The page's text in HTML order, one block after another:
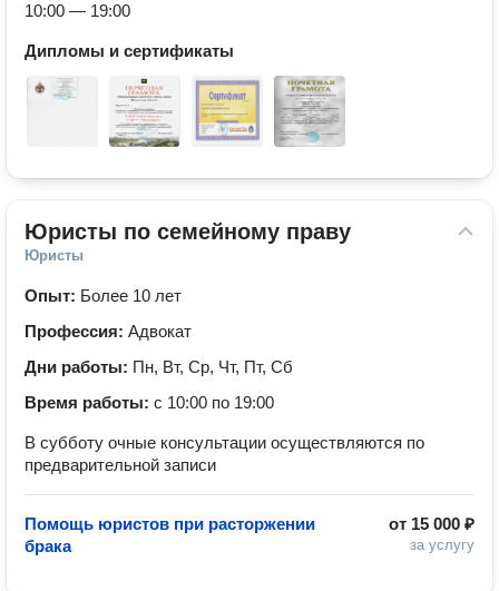
10:00 — 19:00
Дипломы и сертификаты
Юристы по семейному праву
Юристы
Опыт: Более 10 лет
Профессия: Адвокат
Дни работы: Пн, Вт, Ср, Чт, Пт, Сб
Время работы: с 10:00 по 19:00
В субботу очные консультации осуществляются по
предварительной записи
от 15 000 ₽
за услугу
Помощь юристов при расторжении
брака